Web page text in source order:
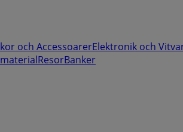
och AccessoarerElektronik och
ResorBanker